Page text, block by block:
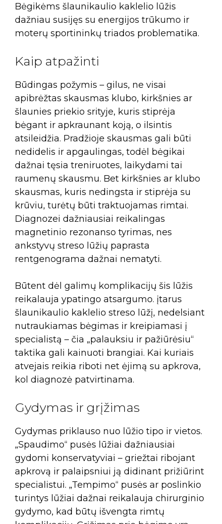
Bėgikėms šlaunikaulio kaklelio lūžis
dažniau susijęs su energijos trūkumo ir
moterų sportininkų triados problematika.
Kaip atpažinti
Būdingas požymis – gilus, ne visai
apibrėžtas skausmas klubo, kirkšnies ar
šlaunies priekio srityje, kuris stiprėja
bėgant ir apkraunant koją, o ilsintis
atsileidžia. Pradžioje skausmas gali būti
nedidelis ir apgaulingas, todėl bėgikai
dažnai tęsia treniruotes, laikydami tai
raumenų skausmu. Bet kirkšnies ar klubo
skausmas, kuris nedingsta ir stiprėja su
krūviu, turėtų būti traktuojamas rimtai.
Diagnozei dažniausiai reikalingas
magnetinio rezonanso tyrimas, nes
ankstyvų streso lūžių paprasta
rentgenograma dažnai nematyti.
Būtent dėl galimų komplikacijų šis lūžis
reikalauja ypatingo atsargumo. įtarus
šlaunikaulio kaklelio streso lūžį, nedelsiant
nutraukiamas bėgimas ir kreipiamasi į
specialistą – čia „palauksiu ir pažiūrėsiu“
taktika gali kainuoti brangiai. Kai kuriais
atvejais reikia riboti net ėjimą su apkrova,
kol diagnozė patvirtinama.
Gydymas ir grįžimas
Gydymas priklauso nuo lūžio tipo ir vietos.
„Spaudimo“ pusės lūžiai dažniausiai
gydomi konservatyviai – griežtai ribojant
apkrovą ir palaipsniui ją didinant prižiūrint
specialistui. „Tempimo“ pusės ar poslinkio
turintys lūžiai dažnai reikalauja chirurginio
gydymo, kad būtų išvengta rimtų